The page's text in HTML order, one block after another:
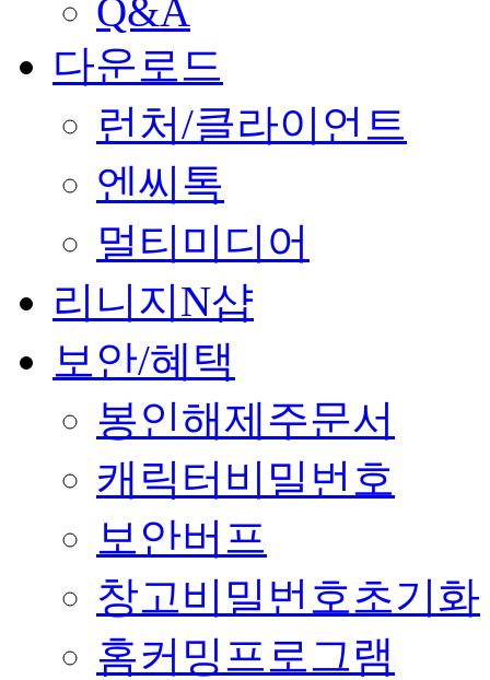
Q&A
다운로드
런처/클라이언트
엔씨톡
멀티미디어
리니지N샵
보안/혜택
봉인해제주문서
캐릭터비밀번호
보안버프
창고비밀번호초기화
홈커밍프로그램